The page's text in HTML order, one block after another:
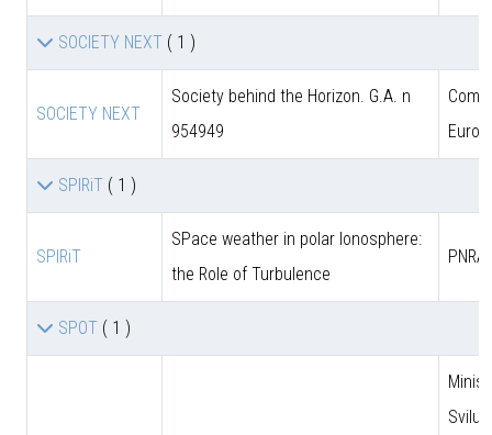
SOCIETY NEXT ( 1 )
SOCIETY NEXT
Society behind the Horizon. G.A. n
954949
SPIRiT ( 1 )
SPIRiT
SPace weather in polar Ionosphere:
the Role of Turbulence
PNRA
SPOT ( 1 )